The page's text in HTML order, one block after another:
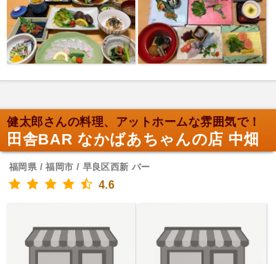
健太郎さんの料理、アットホームな雰囲気で！
田舎BAR なかばあちゃんの店 中畑
福岡県 / 福岡市 / 早良区西新 バー
4.6